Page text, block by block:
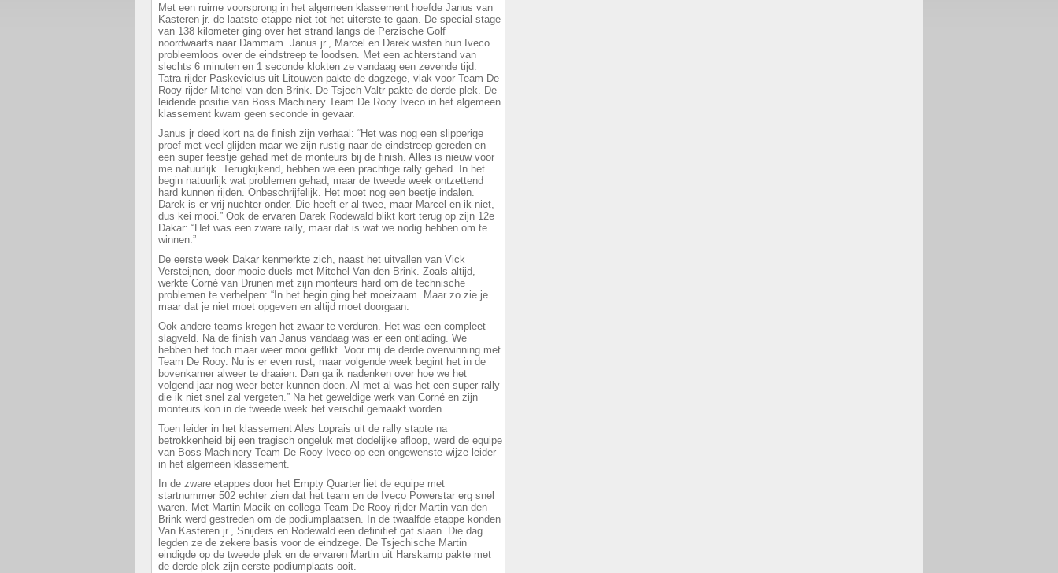
Met een ruime voorsprong in het algemeen klassement hoefde Janus van
Kasteren jr. de laatste etappe niet tot het uiterste te gaan. De special stage
van 138 kilometer ging over het strand langs de Perzische Golf
noordwaarts naar Dammam. Janus jr., Marcel en Darek wisten hun Iveco
probleemloos over de eindstreep te loodsen. Met een achterstand van
slechts 6 minuten en 1 seconde klokten ze vandaag een zevende tijd.
Tatra rijder Paskevicius uit Litouwen pakte de dagzege, vlak voor Team De
Rooy rijder Mitchel van den Brink. De Tsjech Valtr pakte de derde plek. De
leidende positie van Boss Machinery Team De Rooy Iveco in het algemeen
klassement kwam geen seconde in gevaar.
Janus jr deed kort na de finish zijn verhaal: “Het was nog een slipperige
proef met veel glijden maar we zijn rustig naar de eindstreep gereden en
een super feestje gehad met de monteurs bij de finish. Alles is nieuw voor
me natuurlijk. Terugkijkend, hebben we een prachtige rally gehad. In het
begin natuurlijk wat problemen gehad, maar de tweede week ontzettend
hard kunnen rijden. Onbeschrijfelijk. Het moet nog een beetje indalen.
Darek is er vrij nuchter onder. Die heeft er al twee, maar Marcel en ik niet,
dus kei mooi.” Ook de ervaren Darek Rodewald blikt kort terug op zijn 12e
Dakar: “Het was een zware rally, maar dat is wat we nodig hebben om te
winnen.”
De eerste week Dakar kenmerkte zich, naast het uitvallen van Vick
Versteijnen, door mooie duels met Mitchel Van den Brink. Zoals altijd,
werkte Corné van Drunen met zijn monteurs hard om de technische
problemen te verhelpen: “In het begin ging het moeizaam. Maar zo zie je
maar dat je niet moet opgeven en altijd moet doorgaan.
Ook andere teams kregen het zwaar te verduren. Het was een compleet
slagveld. Na de finish van Janus vandaag was er een ontlading. We
hebben het toch maar weer mooi geflikt. Voor mij de derde overwinning met
Team De Rooy. Nu is er even rust, maar volgende week begint het in de
bovenkamer alweer te draaien. Dan ga ik nadenken over hoe we het
volgend jaar nog weer beter kunnen doen. Al met al was het een super rally
die ik niet snel zal vergeten.” Na het geweldige werk van Corné en zijn
monteurs kon in de tweede week het verschil gemaakt worden.
Toen leider in het klassement Ales Loprais uit de rally stapte na
betrokkenheid bij een tragisch ongeluk met dodelijke afloop, werd de equipe
van Boss Machinery Team De Rooy Iveco op een ongewenste wijze leider
in het algemeen klassement.
In de zware etappes door het Empty Quarter liet de equipe met
startnummer 502 echter zien dat het team en de Iveco Powerstar erg snel
waren. Met Martin Macik en collega Team De Rooy rijder Martin van den
Brink werd gestreden om de podiumplaatsen. In de twaalfde etappe konden
Van Kasteren jr., Snijders en Rodewald een definitief gat slaan. Die dag
legden ze de zekere basis voor de eindzege. De Tsjechische Martin
eindigde op de tweede plek en de ervaren Martin uit Harskamp pakte met
de derde plek zijn eerste podiumplaats ooit.